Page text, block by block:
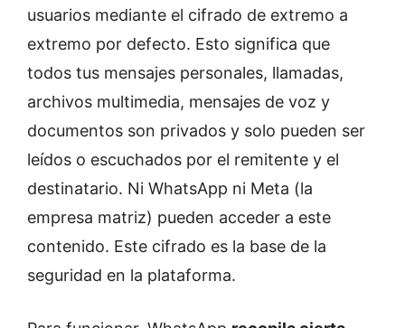
usuarios mediante el cifrado de extremo a
extremo por defecto. Esto significa que
todos tus mensajes personales, llamadas,
archivos multimedia, mensajes de voz y
documentos son privados y solo pueden ser
leídos o escuchados por el remitente y el
destinatario. Ni WhatsApp ni Meta (la
empresa matriz) pueden acceder a este
contenido. Este cifrado es la base de la
seguridad en la plataforma.